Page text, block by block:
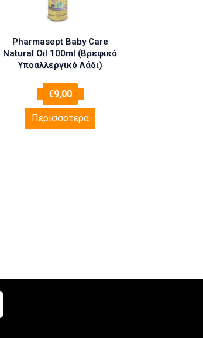
Pharmasept Baby Care
Natural Oil 100ml (Βρεφικό
Υποαλλεργικό Λάδι)
€9,00
Περισσότερα